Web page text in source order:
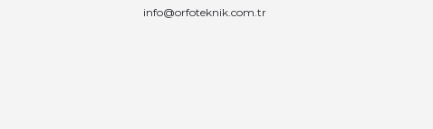
info@orfoteknik.com.tr